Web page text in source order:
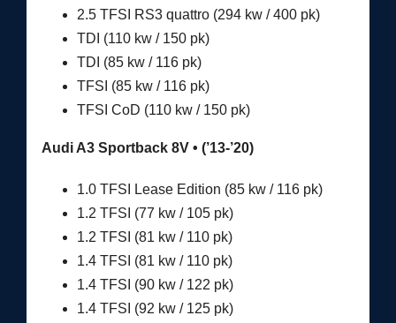
2.5 TFSI RS3 quattro (294 kw / 400 pk)
TDI (110 kw / 150 pk)
TDI (85 kw / 116 pk)
TFSI (85 kw / 116 pk)
TFSI CoD (110 kw / 150 pk)
Audi A3 Sportback 8V • (’13-’20)
1.0 TFSI Lease Edition (85 kw / 116 pk)
1.2 TFSI (77 kw / 105 pk)
1.2 TFSI (81 kw / 110 pk)
1.4 TFSI (81 kw / 110 pk)
1.4 TFSI (90 kw / 122 pk)
1.4 TFSI (92 kw / 125 pk)